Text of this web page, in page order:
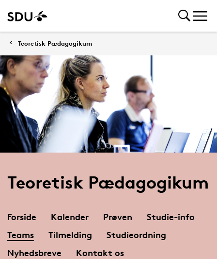
Teoretisk Pædagogikum
Teoretisk Pædagogikum
Forside Kalender Prøven
Studie-info
Teams
Tilmelding
Studieordning
Nyhedsbreve
Kontakt os